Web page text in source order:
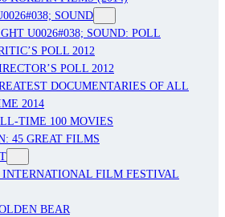
SOUND
U0026#038; SOUND: POLL
POLL 2012
POLL 2012
DOCUMENTARIES OF ALL
2014
TIME 100 MOVIES
45 GREAT FILMS
FILM FESTIVAL
BEAR